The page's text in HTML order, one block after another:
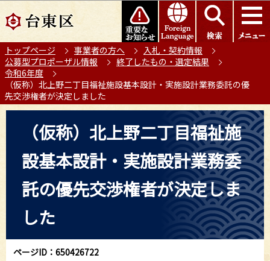
の
ー
ジ
先
頭
このページの本文へ移動
トップページ 事業者の方へ
入札・契約情報
公募型プロポーザル情報
終了したもの・選定結果
令和6年度
（仮称）北上野二丁目福祉施設基本設計・実施設計業務委託の優
先交渉権者が決定しました
（仮称）北上野二丁目福祉施
設基本設計・実施設計業務委
託の優先交渉権者が決定しま
した
ページID：650426722